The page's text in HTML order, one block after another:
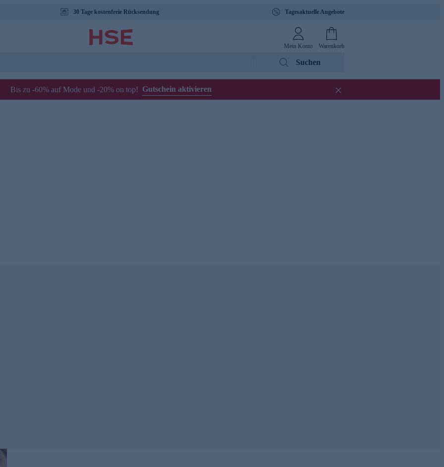
30 Tage kostenfreie Rücksendung Tagesaktuelle Angebote
Mein Konto Warenkorb
Suchen
Bis zu -60% auf Mode und -20% on top! Gutschein aktivieren